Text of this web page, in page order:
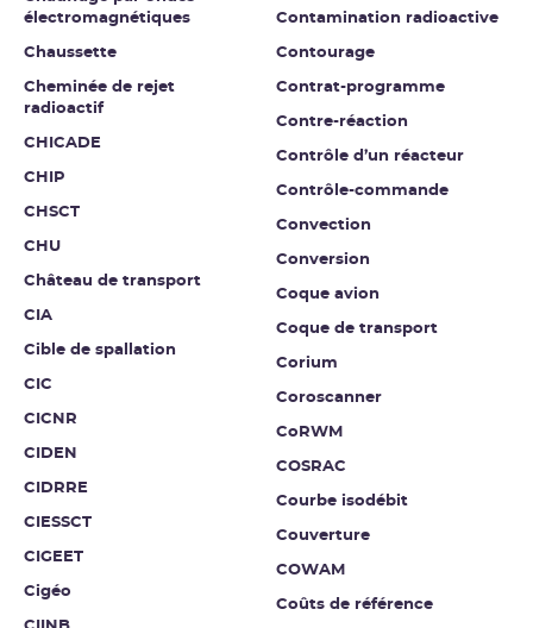
électromagnétiques
Chaussette
Cheminée de rejet
radioactif
CHICADE
CHIP
CHSCT
CHU
Château de transport
CIA
Cible de spallation
CIC
CICNR
CIDEN
CIDRRE
CIESSCT
CIGEET
Cigéo
Contamination radioactive
Contourage
Contrat-programme
Contre-réaction
Contrôle d’un réacteur
Contrôle-commande
Convection
Conversion
Coque avion
Coque de transport
Corium
Coroscanner
CoRWM
COSRAC
Courbe isodébit
Couverture
COWAM
Coûts de référence